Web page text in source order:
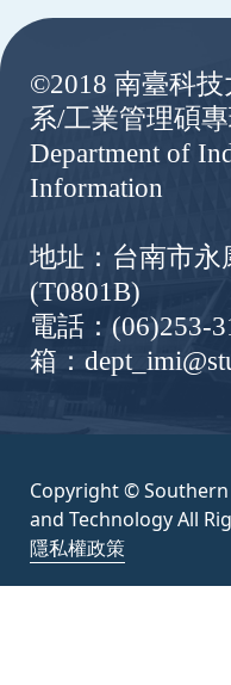
©2018 南臺科
系/工業管理碩
Department of
Information
地址：台南市永
(T0801B)
電話：(06)253-
箱：
Copyright ©
and Technology All
隱私權政策